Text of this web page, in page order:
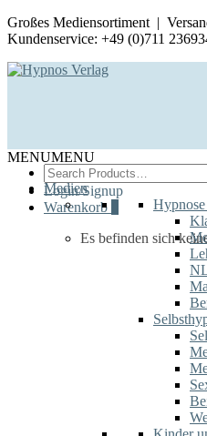
Großes Mediensortiment |
Kundenservice: +49 (0)711
Search
for:
Login/Signup
Warenkorb
Es befinden sich
MENUMENU
Medien